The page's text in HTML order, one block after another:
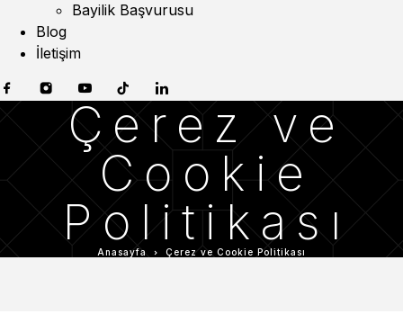
Bayilik Başvurusu
Blog
İletişim
Çerez ve
Cookie
Politikası
Anasayfa Çerez ve Cookie Politikası